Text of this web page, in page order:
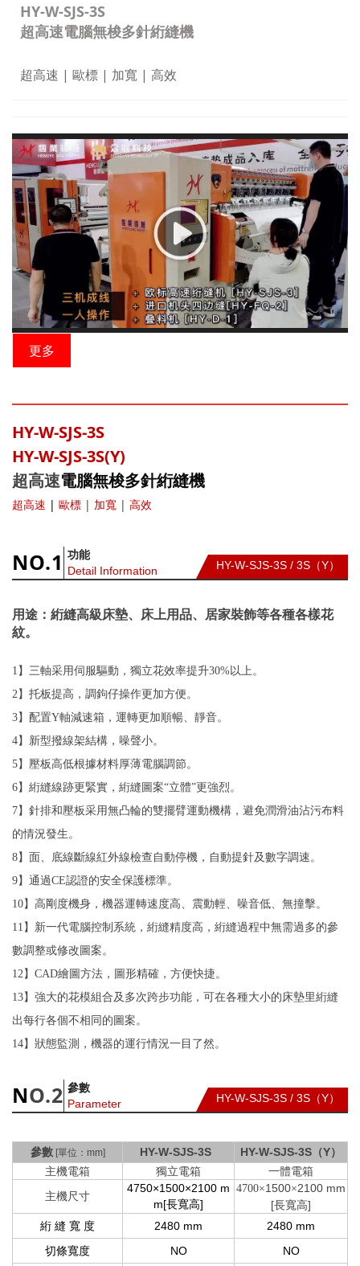
HY-W-SJS-3S
超高速電腦無梭多針絎縫機
超高速 | 歐標 | 加寬 | 高效
更多
HY-W-SJS-3S
HY-W-SJS-3S(Y)
超高速電腦無梭多針絎縫機
超高速 | 歐標 | 加寬 | 高效
NO.1 功能
Detail Information HY-W-SJS-3S / 3S （Y）
用途：絎縫高級床墊、床上用品、居家裝飾等各種各樣花
紋。
1】三軸采用伺服驅動，獨立花效率提升30%以上。
2】托板提高，調鉤仔操作更加方便。
3】配置Y軸減速箱，運轉更加順暢、靜音。
4】新型撥線架結構，噪聲小。
5】壓板高低根據材料厚薄電腦調節。
6】絎縫線跡更緊實，絎縫圖案“立體”更強烈。
7】針排和壓板采用無凸輪的雙擺臂運動機構，避免潤滑油沾污布料
的情況發生。
8】面、底線斷線紅外線檢查自動停機，自動提針及數字調速。
9】通過CE認證的安全保護標準。
10】高剛度機身，機器運轉速度高、震動輕、噪音低、無撞擊。
11】新一代電腦控制系統，絎縫精度高，絎縫過程中無需過多的參
數調整或修改圖案。
12】CAD繪圖方法，圖形精確，方便快捷。
13】強大的花模組合及多次跨步功能，可在各種大小的床墊里絎縫
出每行各個不相同的圖案。
14】狀態監測，機器的運行情況一目了然。
NO.2 參數
Parameter HY-W-SJS-3S / 3S （Y）
參數[單位：mm] HY-W-SJS-3S HY-W-SJS-3S（Y）
主機電箱 獨立電箱
一體電箱
主機尺寸
4750×1500×2100 m
m[長寬高]
4700×1500×2100 mm
[長寬高]
絎 縫 寬 度
2480 mm
2480 mm
切條寬度
NO NO